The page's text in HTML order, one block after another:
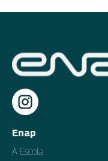
Enap
A Escola